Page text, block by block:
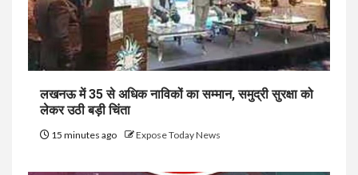
लखनऊ में 35 से अधिक नाविकों का सम्मान, समुद्री सुरक्षा को
लेकर उठी बड़ी चिंता
15 minutes ago Expose Today News